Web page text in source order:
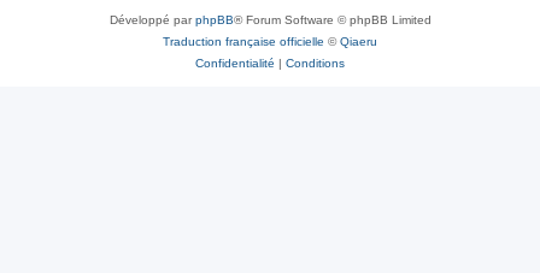
Développé parphpBB® Forum Software © phpBB Limited
Traduction française officielle ©Qiaeru
Confidentialité | Conditions